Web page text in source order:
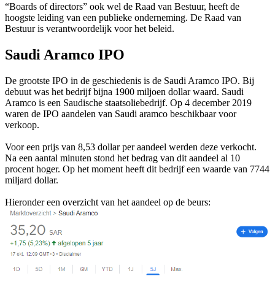
“Boards of directors” ook wel de Raad van Bestuur, heeft de
hoogste leiding van een publieke onderneming. De Raad van
Bestuur is verantwoordelijk voor het beleid.
Saudi Aramco IPO
De grootste IPO in de geschiedenis is de Saudi Aramco IPO. Bij
debuut was het bedrijf bijna 1900 miljoen dollar waard. Saudi
Aramco is een Saudische staatsoliebedrijf. Op 4 december 2019
waren de IPO aandelen van Saudi aramco beschikbaar voor
verkoop.
Voor een prijs van 8,53 dollar per aandeel werden deze verkocht.
Na een aantal minuten stond het bedrag van dit aandeel al 10
procent hoger. Op het moment heeft dit bedrijf een waarde van 7744
miljard dollar.
Hieronder een overzicht van het aandeel op de beurs: